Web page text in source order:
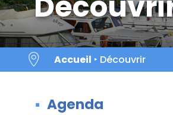
 Accueil ‣ Découvrir
Agenda